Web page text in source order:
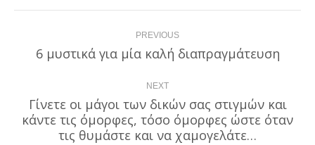
navigation PREVIOUS
Previous
post:
6 μυστικά για μία καλή διαπραγμάτευση
NEXT
Next
post:
Γίνετε οι μάγοι των δικών σας στιγμών και
κάντε τις όμορφες, τόσο όμορφες ώστε όταν
τις θυμάστε και να χαμογελάτε…